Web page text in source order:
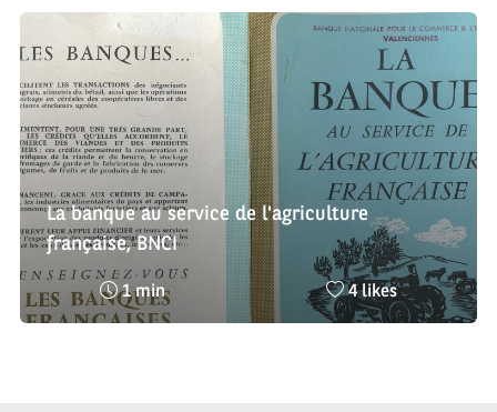
lecture
:
likes
:
La banque au service de l'agriculture
française, BNCI
Temps
de
1 min
Nombre
de
4 likes